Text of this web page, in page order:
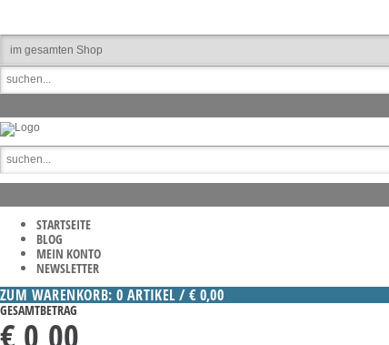
STARTSEITE
BLOG
MEIN KONTO
NEWSLETTER
ZUM WARENKORB: 0 ARTIKEL / € 0,00
GESAMTBETRAG